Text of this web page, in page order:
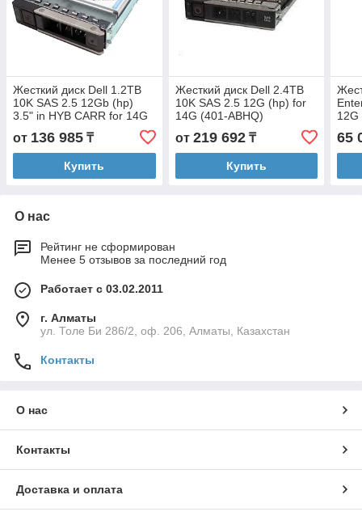
Жесткий диск Dell 1.2TB
10K SAS 2.5 12Gb (hp)
3.5" in HYB CARR for 14G
от 136 985 ₸
Купить
Жесткий диск Dell 2.4TB
10K SAS 2.5 12G (hp) for
14G (401-ABHQ)
от 219 692₸
Купить
12G
65
О нас
Рейтинг не сформирован
Менее 5 отзывов за последний год
Работает с 03.02.2011
г. Алматы
ул. Толе Би 286/2, оф. 206, Алматы, Казахстан
Контакты
О нас
Контакты
Доставка и оплата